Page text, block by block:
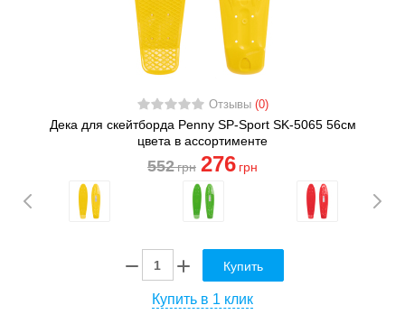
Отзывы (0)
Дека для скейтборда Penny SP-Sport SK-5065 56см
цвета в ассортименте
552грн 276 грн
Купить
Купить в 1 клик